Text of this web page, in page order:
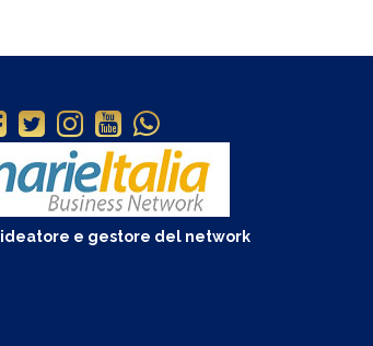
ideatore e gestore del network